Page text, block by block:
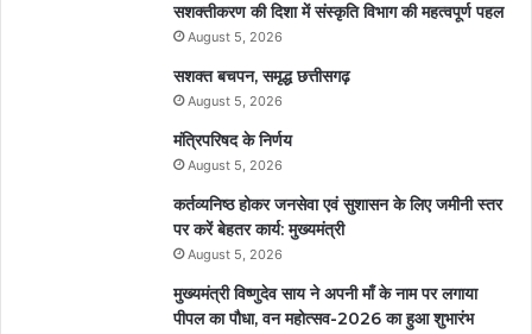
सशक्तीकरण की दिशा में संस्कृति विभाग की महत्वपूर्ण पहल
August 5, 2026
सशक्त बचपन, समृद्ध छत्तीसगढ़
August 5, 2026
मंत्रिपरिषद के निर्णय
August 5, 2026
कर्तव्यनिष्ठ होकर जनसेवा एवं सुशासन के लिए जमीनी स्तर
पर करें बेहतर कार्य: मुख्यमंत्री
August 5, 2026
मुख्यमंत्री विष्णुदेव साय ने अपनी माँ के नाम पर लगाया
पीपल का पौधा, वन महोत्सव-2026 का हुआ शुभारंभ